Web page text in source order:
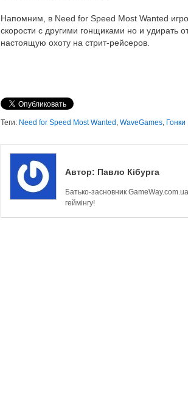
Напомним, в Need for Speed Most Wanted
скорости с другими гонщиками но и удирать
настоящую охоту на стрит-рейсеров.
Теги: Need for Speed Most Wanted , WaveGames, Гонки
Автор: Павло Кібурга
Батько-засновник
геймінгу!